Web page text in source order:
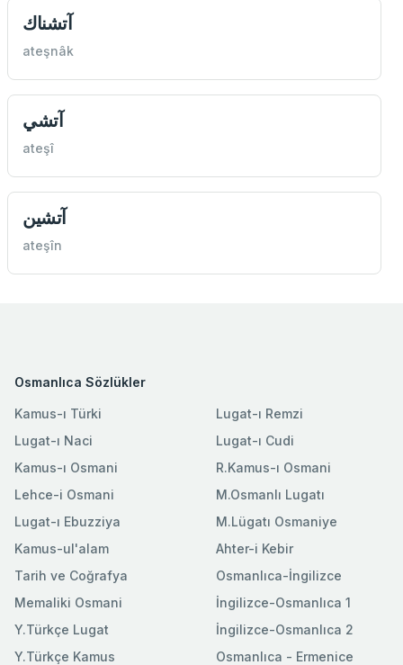
آتشناك
ateşnâk
آتشي
ateşî
آتشين
ateşîn
Osmanlıca Sözlükler
Kamus-ı Türki
Lugat-ı Naci
Kamus-ı Osmani
Lehce-i Osmani
Lugat-ı Ebuzziya
Lugat-ı Remzi
Lugat-ı Cudi
R.Kamus-ı Osmani
M.Osmanlı Lugatı
M.Lügatı Osmaniye
Kamus-ul'alam
Tarih ve Coğrafya
Memaliki Osmani
Y.Türkçe Lugat
Y.Türkçe Kamus
Ahter-i Kebir
Osmanlıca-İngilizce
İngilizce-Osmanlıca 1
İngilizce-Osmanlıca 2
Osmanlıca - Ermenice